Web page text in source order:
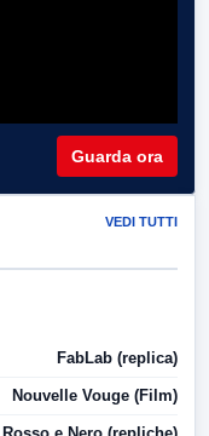
Guarda ora
VEDI TUTTI
FabLab (replica)
Nouvelle Vouge (Film)